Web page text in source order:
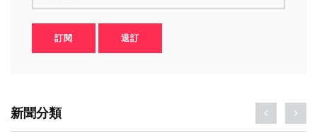
訂閱 退訂
新聞分類